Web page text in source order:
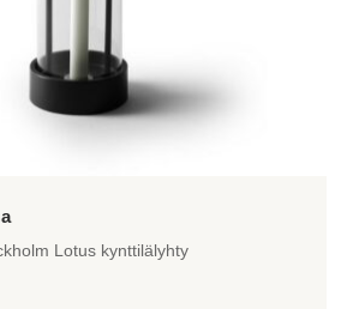
Lotus kynttilälyhty